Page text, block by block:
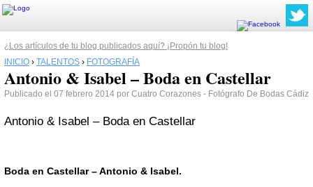
¿Los artículos de tu blog publicados aquí? ¡Propón tu blog!
INICIO › TALENTOS › FOTOGRAFÍA
Antonio & Isabel – Boda en Castellar
Publicado el 07 febrero 2014 por Cuatro Corazones - Fotógrafo De Bodas Cádiz
Antonio & Isabel – Boda en Castellar
Boda en Castellar – Antonio & Isabel.